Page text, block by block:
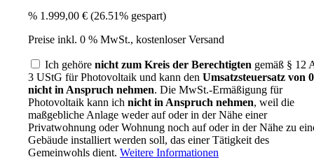
% 1.999,00 € (26.51% gespart)
Preise inkl. 0 % MwSt., kostenloser Versand
Ich gehöre nicht zum Kreis der Berechtigten gemäß § 12
3 UStG für Photovoltaik und kann den Umsatzsteuersatz von
nicht in Anspruch nehmen. Die MwSt.-Ermäßigung für
Photovoltaik kann ich nicht in Anspruch nehmen, weil die
maßgebliche Anlage weder auf oder in der Nähe einer
Privatwohnung oder Wohnung noch auf oder in der Nähe zu
Gebäude installiert werden soll, das einer Tätigkeit des
Gemeinwohls dient. Weitere Informationen